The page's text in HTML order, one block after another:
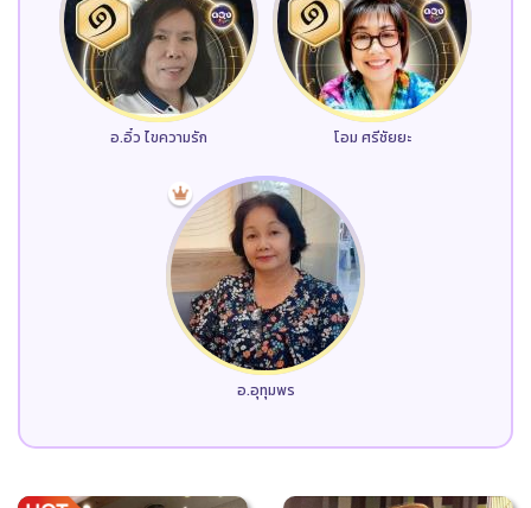
อ.อิ๋ว ไขความรัก โอม ศรีชัยยะ
อ.อุทุมพร